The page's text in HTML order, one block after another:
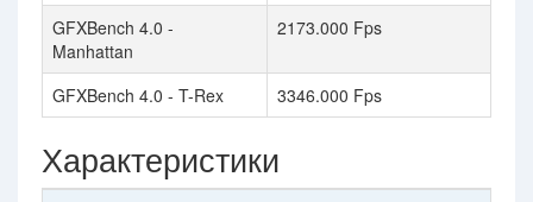
GFXBench 4.0 -
Manhattan
2173.000 Fps
GFXBench 4.0 - T-Rex 3346.000 Fps
Характеристики